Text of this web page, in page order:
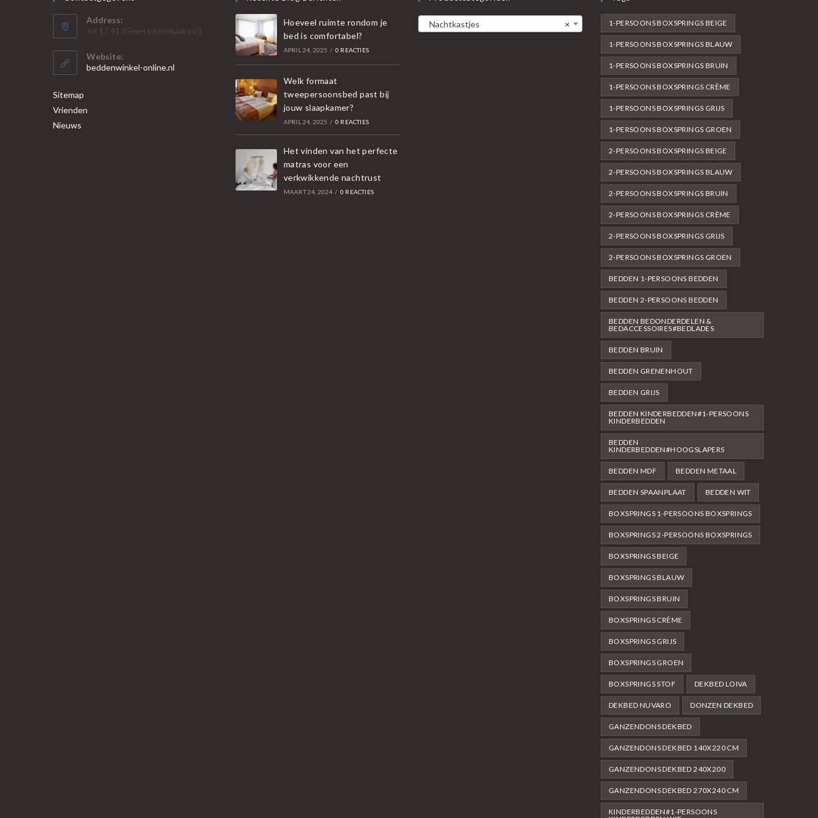
Address:
Jol 17 41 (Geen bezoekadres!)
Website:
beddenwinkel-online.nl
Sitemap
Vrienden
Nieuws
Hoeveel ruimte rondom je
bed is comfortabel?
APRIL 24, 2025 / 0 REACTIES
Welk formaat
tweepersoonsbed past bij
jouw slaapkamer?
APRIL 24, 2025 / 0 REACTIES
Het vinden van het perfecte
matras voor een
verkwikkende nachtrust
MAART 24, 2024 / 0 REACTIES
×
Nachtkastjes 1-PERSOONS BOXSPRINGS BEIGE
1-PERSOONS BOXSPRINGS BLAUW
1-PERSOONS BOXSPRINGS BRUIN
1-PERSOONS BOXSPRINGS CRÈME
1-PERSOONS BOXSPRINGS GRIJS
1-PERSOONS BOXSPRINGS GROEN
2-PERSOONS BOXSPRINGS BEIGE
2-PERSOONS BOXSPRINGS BLAUW
2-PERSOONS BOXSPRINGS BRUIN
2-PERSOONS BOXSPRINGS CRÈME
2-PERSOONS BOXSPRINGS GRIJS
2-PERSOONS BOXSPRINGS GROEN
BEDDEN 1-PERSOONS BEDDEN
BEDDEN 2-PERSOONS BEDDEN
BEDDEN BEDONDERDELEN &
BEDACCESSOIRES#BEDLADES
BEDDEN BRUIN
BEDDEN GRENENHOUT
BEDDEN GRIJS
BEDDEN KINDERBEDDEN#1-PERSOONS
KINDERBEDDEN
BEDDEN
KINDERBEDDEN#HOOGSLAPERS
BEDDEN MDF BEDDEN METAAL
BEDDEN SPAANPLAAT BEDDEN WIT
BOXSPRINGS 1-PERSOONS BOXSPRINGS
BOXSPRINGS 2-PERSOONS BOXSPRINGS
BOXSPRINGS BEIGE
BOXSPRINGS BLAUW
BOXSPRINGS BRUIN
BOXSPRINGS CRÈME
BOXSPRINGS GRIJS
BOXSPRINGS GROEN
BOXSPRINGS STOF DEKBED LOIVA
DEKBED NUVARO DONZEN DEKBED
GANZENDONS DEKBED
GANZENDONS DEKBED 140X220 CM
GANZENDONS DEKBED 240X200
GANZENDONS DEKBED 270X240 CM
KINDERBEDDEN#1-PERSOONS